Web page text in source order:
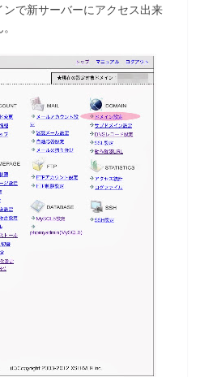
で新サーバーにアクセス出来